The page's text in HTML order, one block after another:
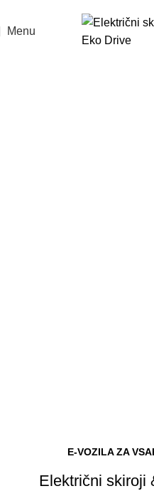
Menu
E-VOZILA ZA
Električni skiroji